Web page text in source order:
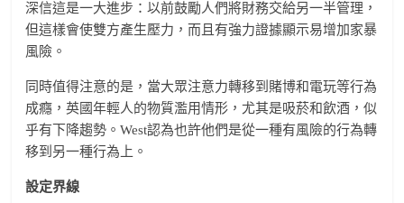
深信這是一大進步：以前鼓勵人們將財務交給另一半管理，
但這樣會使雙方產生壓力，而且有強力證據顯示易增加家暴
風險。
同時值得注意的是，當大眾注意力轉移到賭博和電玩等行為
成癮，英國年輕人的物質濫用情形，尤其是吸菸和飲酒，似
乎有下降趨勢。West認為也許他們是從一種有風險的行為轉
移到另一種行為上。
設定界線